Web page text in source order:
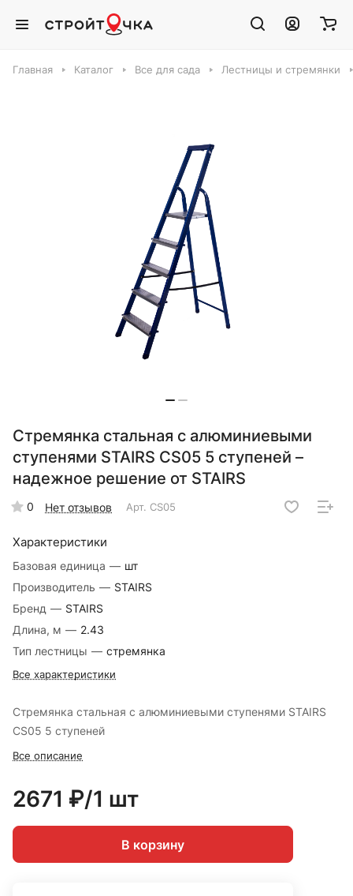
Главная Каталог Все для сада Лестницы и стремянки
Стремянка стальная с алюминиевыми
ступенями STAIRS CS05 5 ступеней –
надежное решение от STAIRS
0 Нет отзывов Арт. CS05
Характеристики
Базовая единица — шт
Производитель — STAIRS
Бренд — STAIRS
Длина, м — 2.43
Тип лестницы — стремянка
Все характеристики
Стремянка стальная с алюминиевыми ступенями STAIRS
CS05 5 ступеней
Все описание
2671 ₽/1 шт
В корзину